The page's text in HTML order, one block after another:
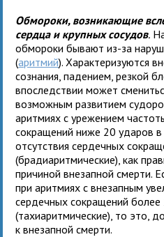
Обмороки, возникающие
сердца и крупных сосудов.
обмороки бывают из-за
(аритмий). Характеризуются
сознания, падением, резкой
впоследствии может
возможным развитием
аритмиях с урежением
сокращений ниже 20 ударов
отсутствия сердечных
(брадиаритмические), как
причиной внезапной смерти.
при аритмиях с внезапным
сердечных сокращений
(тахиаритмические), то это,
к внезапной смерти.